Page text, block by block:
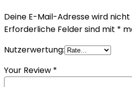
Deine E-Mail-Adresse wird
Erforderliche Felder sind mit *
Nutzerwertung:
Your Review *